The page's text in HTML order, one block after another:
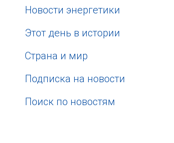
Новости энергетики
Этот день в истории
Страна и мир
Подписка на новости
Поиск по новостям